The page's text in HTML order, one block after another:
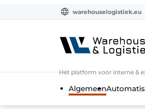
warehouselogistiek.eu
Hét platform voor interne &
Algemeen